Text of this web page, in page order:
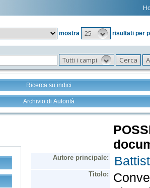
mostra
25 risultati per
Tutti i campi
Ricerca su indici
Archivio di Autorità